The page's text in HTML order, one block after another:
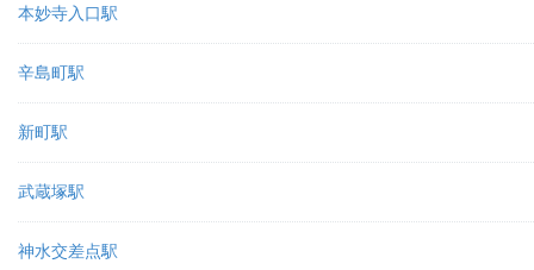
本妙寺入口駅
辛島町駅
新町駅
武蔵塚駅
神水交差点駅